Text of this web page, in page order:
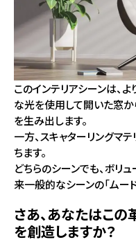
このインテリアシーンは、
な光を使用して開いた窓
を生み出します。
一方、スキャターリングマ
ちます。
どちらのシーンでも、ボリ
来一般的なシーンの「ムー
さあ、あなたはこ
を創造しますか？